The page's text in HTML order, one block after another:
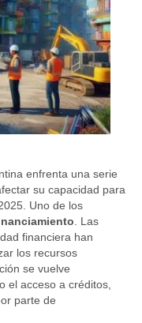
enfrenta una serie
su capacidad para
Uno de los
. Las
financiera han
los recursos
se vuelve
el acceso a créditos,
parte de